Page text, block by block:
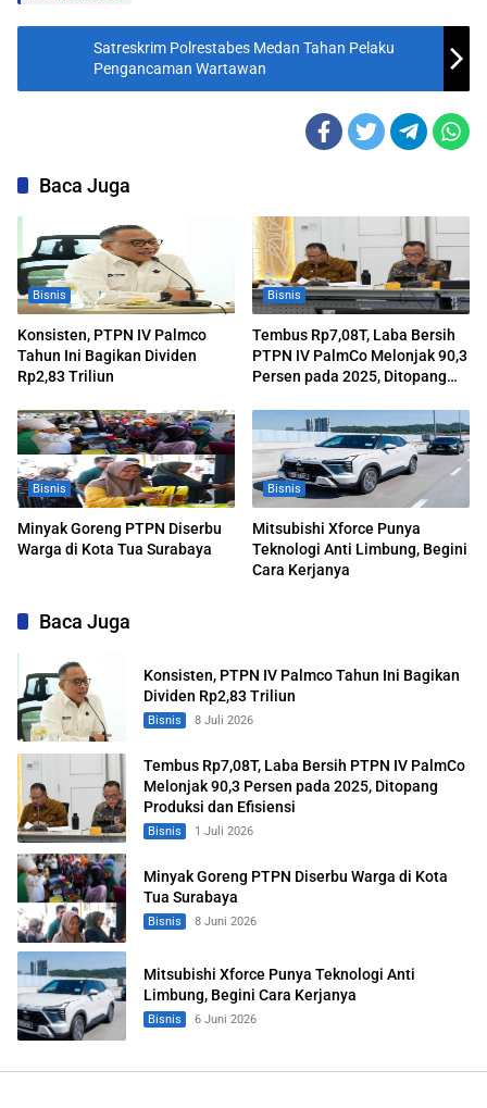
Satreskrim Polrestabes Medan Tahan Pelaku
Pengancaman Wartawan
Baca Juga
Bisnis
Konsisten, PTPN IV Palmco
Tahun Ini Bagikan Dividen
Rp2,83 Triliun
Bisnis
Tembus Rp7,08T, Laba Bersih
PTPN IV PalmCo Melonjak 90,3
Persen pada 2025, Ditopang
Bisnis
Minyak Goreng PTPN Diserbu
Warga di Kota Tua Surabaya
Bisnis
Mitsubishi Xforce Punya
Teknologi Anti Limbung, Begini
Cara Kerjanya
Baca Juga
Konsisten, PTPN IV Palmco Tahun Ini Bagikan
Dividen Rp2,83 Triliun
Bisnis 8 Juli 2026
Tembus Rp7,08T, Laba Bersih PTPN IV PalmCo
Melonjak 90,3 Persen pada 2025, Ditopang
Produksi dan Efisiensi
Bisnis 1 Juli 2026
Minyak Goreng PTPN Diserbu Warga di Kota
Tua Surabaya
Bisnis 8 Juni 2026
Mitsubishi Xforce Punya Teknologi Anti
Limbung, Begini Cara Kerjanya
Bisnis 6 Juni 2026